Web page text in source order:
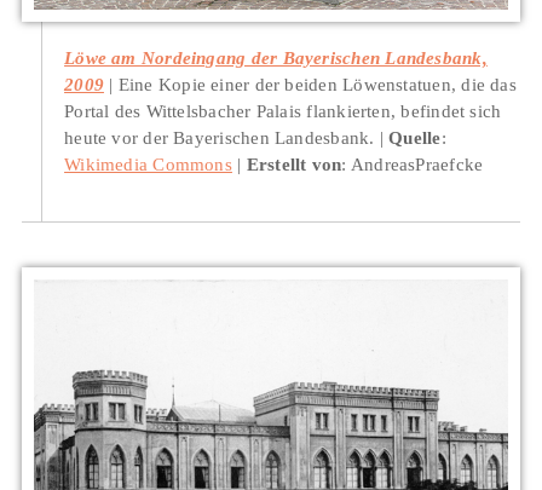
Löwe am Nordeingang der Bayerischen Landesbank,
2009
Eine Kopie einer der beiden Löwenstatuen, die das
Portal des Wittelsbacher Palais flankierten, befindet sich
heute vor der Bayerischen Landesbank.
Quelle:
Wikimedia Commons
Erstellt von: AndreasPraefcke